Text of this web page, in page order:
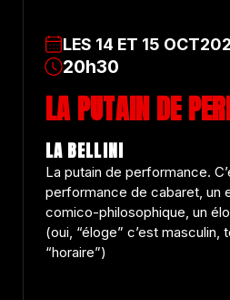
LES 14 ET 15 OCT
20h30
LA PUTAIN DE
LA BELLINI
La putain de performance.
performance de cabaret, un
comico-philosophique, un
(oui, “éloge” c’est masculin,
“horaire”)